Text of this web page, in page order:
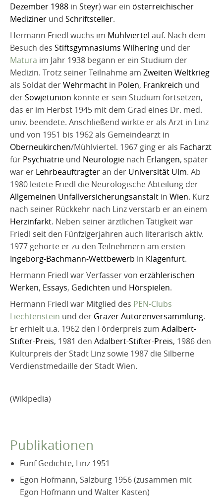
Dezember 1988 in Steyr) war ein österreichischer
Mediziner und Schriftsteller.
Hermann Friedl wuchs im Mühlviertel auf. Nach dem
Besuch des Stiftsgymnasiums Wilhering und der
Matura im Jahr 1938 begann er ein Studium der
Medizin. Trotz seiner Teilnahme am Zweiten Weltkrieg
als Soldat derWehrmacht in Polen, Frankreich und
derSowjetunion konnte er sein Studium fortsetzen,
das er im Herbst 1945 mit dem Grad eines Dr. med.
univ. beendete. Anschließend wirkte er als Arzt in Linz
und von 1951 bis 1962 als Gemeindearzt in
Oberneukirchen/Mühlviertel. 1967 ging er als Facharzt
für Psychiatrie und Neurologie nach Erlangen, später
war er Lehrbeauftragteran der Universität Ulm. Ab
1980 leitete Friedl die Neurologische Abteilung der
Allgemeinen Unfallversicherungsanstalt in Wien. Kurz
nach seiner Rückkehr nach Linz verstarb er an einem
Herzinfarkt. Neben seiner ärztlichen Tätigkeit war
Friedl seit den Fünfzigerjahren auch literarisch aktiv.
1977 gehörte er zu den Teilnehmern am ersten
Ingeborg-Bachmann-Wettbewerb in Klagenfurt.
Hermann Friedl war Verfasser von erzählerischen
Werken, Essays, Gedichten und Hörspielen.
Hermann Friedl war Mitglied des PEN-Clubs
Liechtenstein und der Grazer Autorenversammlung.
Er erhielt u.a. 1962 den Förderpreis zum Adalbert-
Stifter-Preis, 1981 den Adalbert-Stifter-Preis, 1986 den
Kulturpreis der Stadt Linz sowie 1987 die Silberne
Verdienstmedaille der Stadt Wien.
(Wikipedia)
Publikationen
Fünf Gedichte, Linz 1951
Egon Hofmann, Salzburg 1956 (zusammen mit
Egon Hofmann und Walter Kasten)